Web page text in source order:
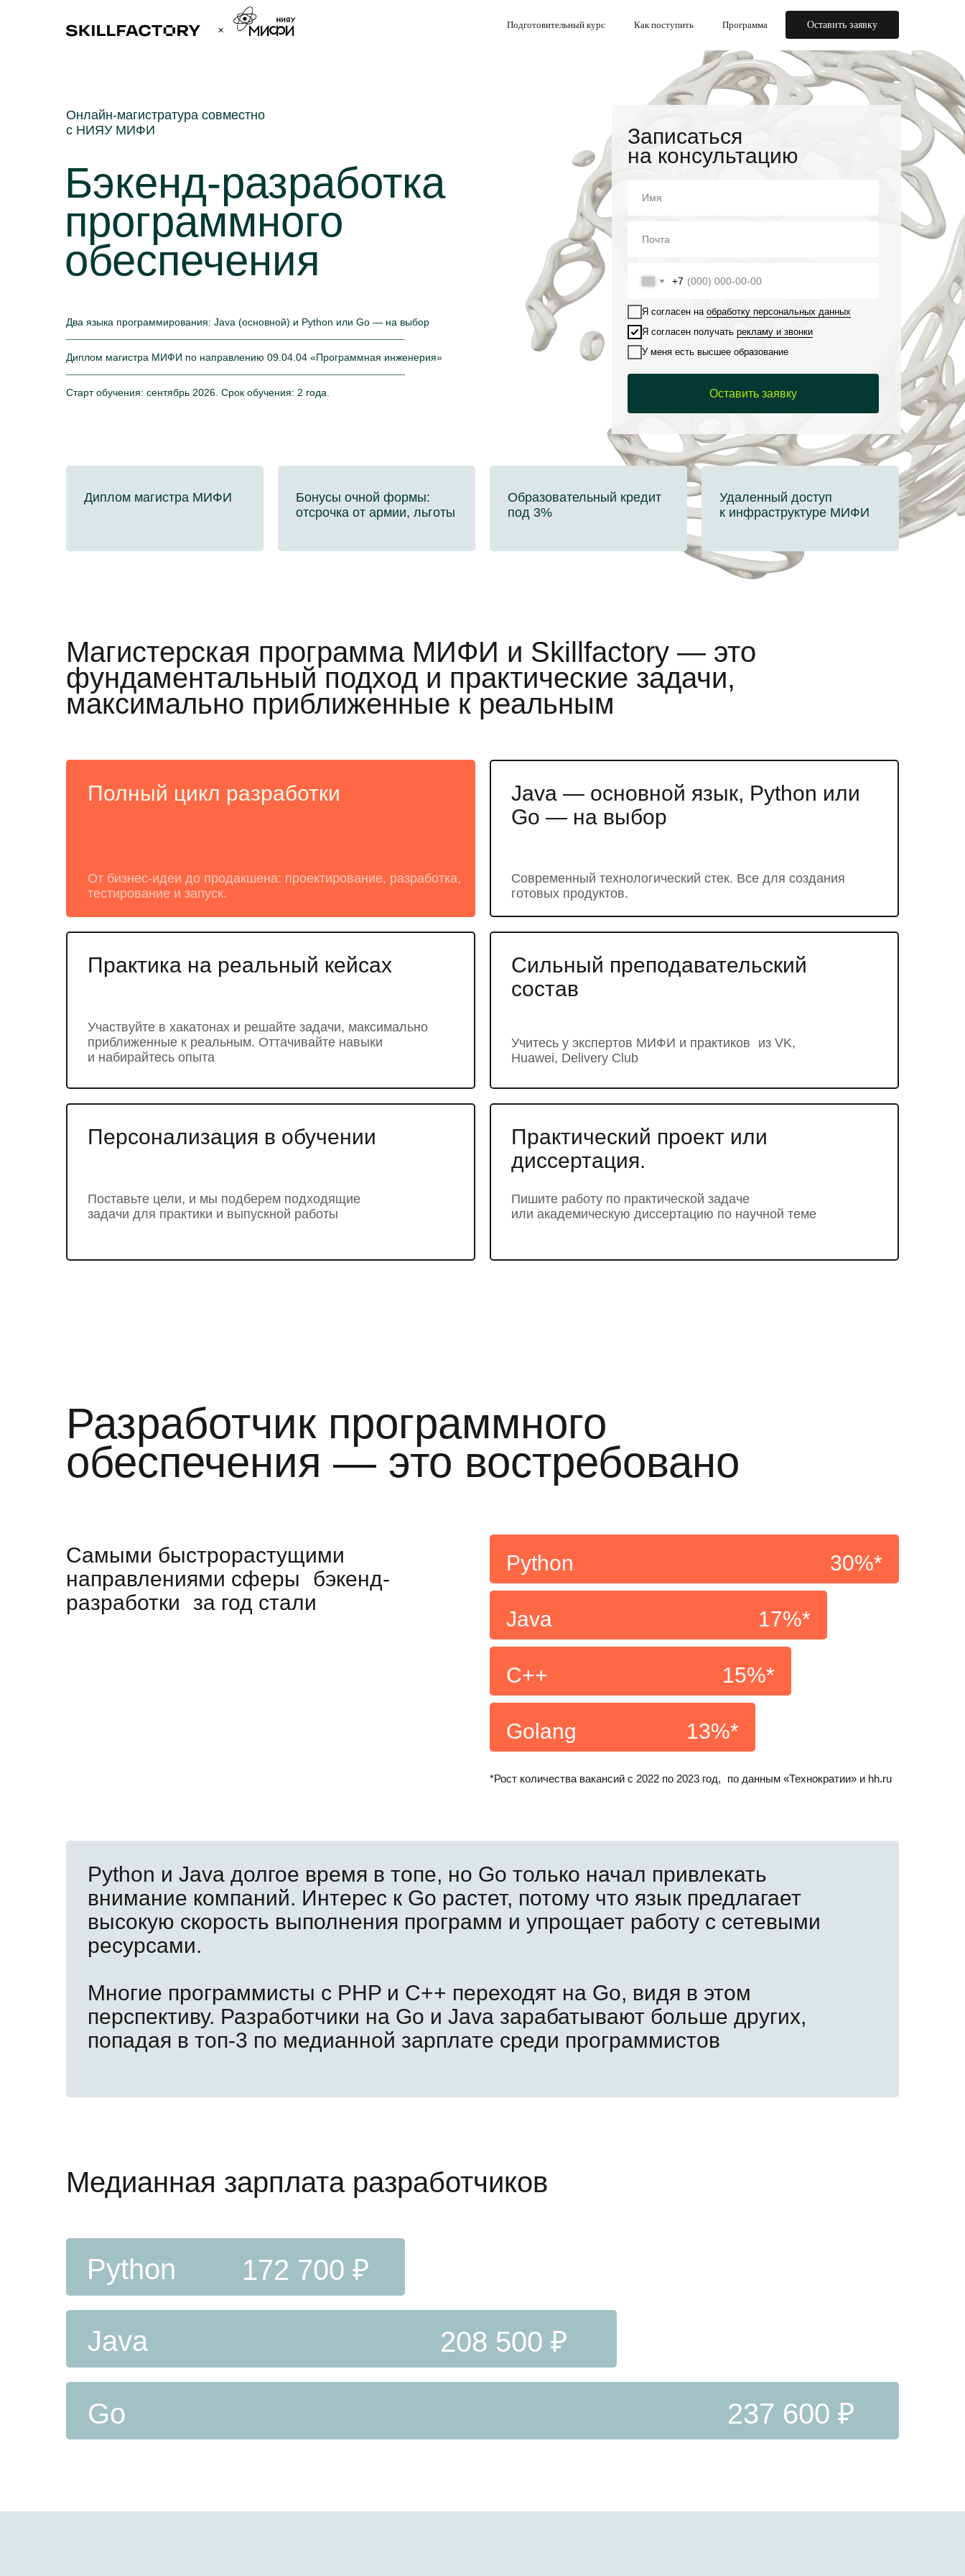
Подготовительный курс Как поступить Программа Оставить заявку
Диплом магистра МИФИ
Онлайн-магистратура совместно
с НИЯУ МИФИ
Бонусы очной формы:
отсрочка от армии, льготы
Образовательный кредит
под 3%
Записаться
на консультацию
Удаленный доступ
к инфраструктуре МИФИ
Бэкенд-разработка
программного
обеспечения
Два языка программирования: Java (основной) и Python или Go — на выбор
Диплом магистра МИФИ по направлению 09.04.04 «Программная инженерия»
Старт обучения: сентябрь 2026. Срок обучения: 2 года.
+7
Я согласен на обработку персональных данных
Я согласен получать рекламу и звонки
У меня есть высшее образование
Оставить заявку
Магистерская программа МИФИ и Skillfactory — это
фундаментальный подход и практические задачи,
максимально приближенные к реальным
Полный цикл разработки
От бизнес-идеи до продакшена: проектирование, разработка,
тестирование и запуск.
Практика на реальный кейсах
Участвуйте в хакатонах и решайте задачи, максимально
приближенные к реальным. Оттачивайте навыки
и набирайтесь опыта
Персонализация в обучении
Поставьте цели, и мы подберем подходящие
задачи для практики и выпускной работы
Java — основной язык, Python или
Go — на выбор
Современный технологический стек. Все для создания
готовых продуктов.
Сильный преподавательский
состав
Учитесь у экспертов МИФИ и практиков из VK,
Huawei, Delivery Club
Практический проект или
диссертация.
Пишите работу по практической задаче
или академическую диссертацию по научной теме
Разработчик программного
обеспечения — это востребовано
Самыми быстрорастущими
направлениями сферы бэкенд-
разработки за год стали
*Рост количества вакансий с 2022 по 2023 год, по данным «Технократии» и hh.ru
Python и Java долгое время в топе, но Go только начал привлекать
внимание компаний. Интерес к Go растет, потому что язык предлагает
высокую скорость выполнения программ и упрощает работу с сетевыми
ресурсами.
Многие программисты с PHP и C++ переходят на Go, видя в этом
перспективу. Разработчики на Go и Java зарабатывают больше других,
попадая в топ-3 по медианной зарплате среди программистов
Медианная зарплата разработчиков
172 700 ₽
208 500 ₽
237 600 ₽
Python
Java
Go
Python 30%*
Java 17%*
С++ 15%*
Golang 13%*